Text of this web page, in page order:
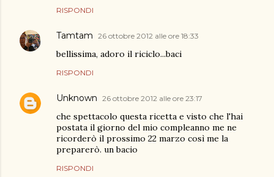
RISPONDI
Tamtam 26 ottobre 2012 alle ore 18:33
bellissima, adoro il riciclo...baci
RISPONDI
Unknown 26 ottobre 2012 alle ore 23:17
che spettacolo questa ricetta e visto che l'hai
postata il giorno del mio compleanno me ne
ricorderò il prossimo 22 marzo così me la
preparerò. un bacio
RISPONDI